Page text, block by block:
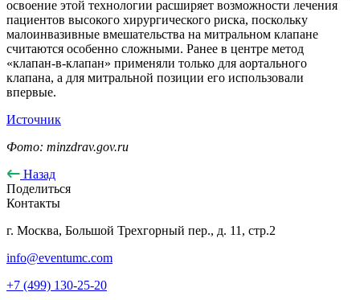
освоение этой технологии расширяет возможности лечения
пациентов высокого хирургического риска, поскольку
малоинвазивные вмешательства на митральном клапане
считаются особенно сложными. Ранее в центре метод
«клапан-в-клапан» применяли только для аортального
клапана, а для митральной позиции его использовали
впервые.
Источник
Фото: minzdrav.gov.ru
Назад
Поделиться
Контакты
г. Москва, Большой Трехгорный пер., д. 11, стр.2
info@eventumc.com
+7 (499) 130-25-20